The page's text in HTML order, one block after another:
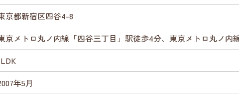
京都新宿区四谷4-8
京メトロ丸ノ内線「四谷三丁目」駅徒歩4分、東京メトロ丸ノ内
年5月